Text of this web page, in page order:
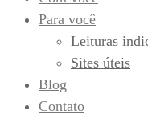
Para você
Leituras
Sites úteis
Blog
Contato